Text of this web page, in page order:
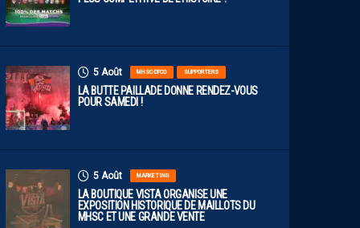
5 Août MHSC-DFCO SUPPORTERS
LA BUTTE PAILLADE DONNE RENDEZ-VOUS
POUR SAMEDI !
5 Août MARKETING
LA BOUTIQUE VISTA ORGANISE UNE
EXPOSITION HISTORIQUE DE MAILLOTS DU
MHSC ET UNE GRANDE VENTE